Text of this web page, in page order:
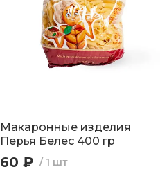
Макаронные изделия
Перья Белес 400 гр
1 шт
60 ₽